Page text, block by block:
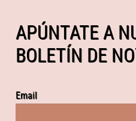
APÚNTATE A
BOLETÍN DE
Email